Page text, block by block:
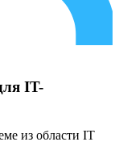
IT-
из области IT